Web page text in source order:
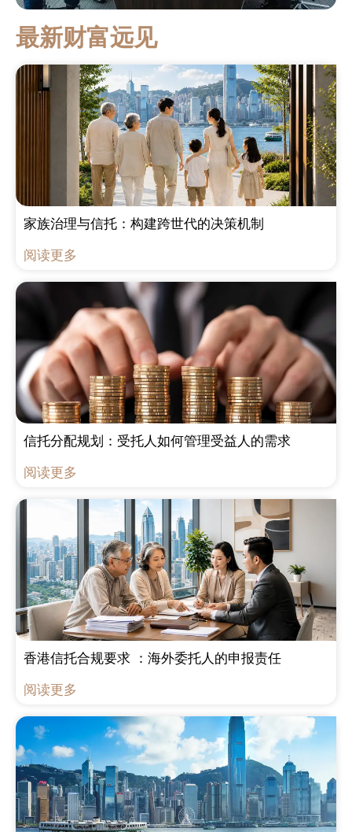
最新财富远见
家族治理与信托：构建跨世代的决策机制
阅读更多
信托分配规划：受托人如何管理受益人的需求
阅读更多
香港信托合规要求 ：海外委托人的申报责任
阅读更多